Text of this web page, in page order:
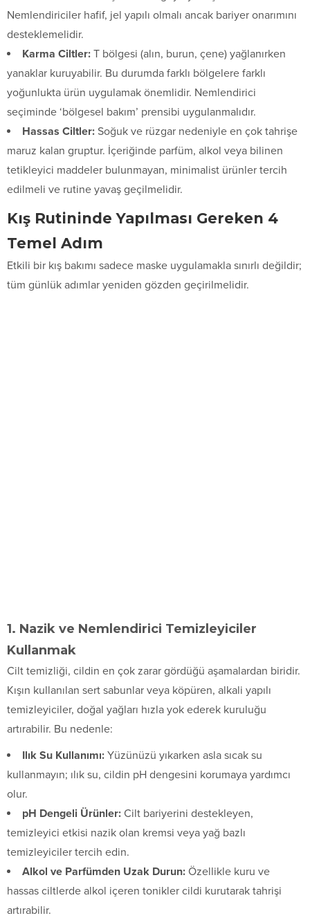
Nemlendiriciler hafif, jel yapılı olmalı ancak bariyer onarımını
desteklemelidir.
Karma Ciltler: T bölgesi (alın, burun, çene) yağlanırken
yanaklar kuruyabilir. Bu durumda farklı bölgelere farklı
yoğunlukta ürün uygulamak önemlidir. Nemlendirici
seçiminde ‘bölgesel bakım’ prensibi uygulanmalıdır.
Hassas Ciltler: Soğuk ve rüzgar nedeniyle en çok tahrişe
maruz kalan gruptur. İçeriğinde parfüm, alkol veya bilinen
tetikleyici maddeler bulunmayan, minimalist ürünler tercih
edilmeli ve rutine yavaş geçilmelidir.
Kış Rutininde Yapılması Gereken 4
Temel Adım
Etkili bir kış bakımı sadece maske uygulamakla sınırlı değildir;
tüm günlük adımlar yeniden gözden geçirilmelidir.
1. Nazik ve Nemlendirici Temizleyiciler
Kullanmak
Cilt temizliği, cildin en çok zarar gördüğü aşamalardan biridir.
Kışın kullanılan sert sabunlar veya köpüren, alkali yapılı
temizleyiciler, doğal yağları hızla yok ederek kuruluğu
artırabilir. Bu nedenle:
Ilık Su Kullanımı: Yüzünüzü yıkarken asla sıcak su
kullanmayın; ılık su, cildin pH dengesini korumaya yardımcı
olur.
pH Dengeli Ürünler: Cilt bariyerini destekleyen,
temizleyici etkisi nazik olan kremsi veya yağ bazlı
temizleyiciler tercih edin.
Alkol ve Parfümden Uzak Durun: Özellikle kuru ve
hassas ciltlerde alkol içeren tonikler cildi kurutarak tahrişi
artırabilir.